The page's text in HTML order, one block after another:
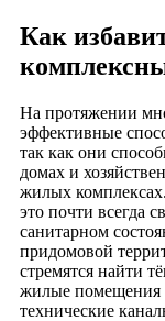
Как
На протяжении
эффективные
так как они
домах и
жилых
это почти всегда
санитарном
придомовой
стремятся найти
жилые помещения
технические